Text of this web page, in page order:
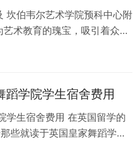
坎伯韦尔艺术学院预科中心附
术教育的瑰宝，吸引着众多
蹈学院学生宿舍费用
学生宿舍费用 在英国留学的
些就读于英国皇家舞蹈学院